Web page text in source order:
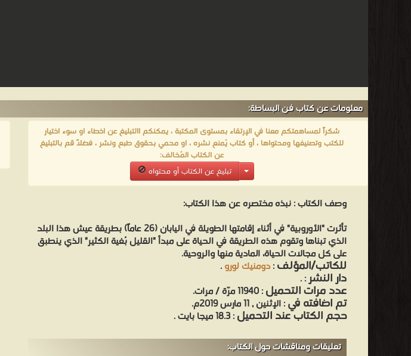
معلومات عن كتاب فن البساطة:
شكراً لمساهمتكم معنا في الإرتقاء بمستوى المكتبة ، يمكنكم االتبليغ عن اخطاء او سوء اختيار
للكتب وتصنيفها ومحتواها ، أو كتاب يُمنع نشره ، او محمي بحقوق طبع ونشر ، فضلاً قم بالتبليغ
عن الكتاب المُخالف:
تبليغ عن الكتاب أو محتواه
وصف الكتاب :نبذه مختصره عن هذا الكتاب:
تأثرت "الأوروبية" في أثناء إقامتها الطويلة في اليابان (26 عاماً) بطريقة عيش هذا البلد
الذي تبناها وتقوم هذه الطريقة في الحياة على مبدأ "القليل بُغية الكثير" الذي ينطبق
على كل مجالات الحياة، المادية منها والروحية.
للكاتب/المؤلف:دومنيك لورو.
دار النشر:
.
عدد مرات التحميل: 11940 مرّة / مرات.
تم اضافته في: الإثنين , 11 مارس 2019م.
حجم الكتاب عند التحميل: 18.3 ميجا بايت .
تعليقات ومناقشات حول الكتاب: